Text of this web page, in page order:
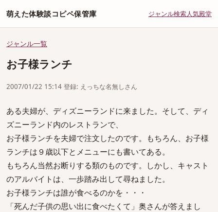
萌えた体験談コピペ保管庫 ジャンル検索人気殿堂
ジャンル一覧
お子様ランチ
2007/01/22 15:14 登録: えっちな名無しさん
ある夫婦が、ディズニーランドに来ました。そして、ディ
ズニーランド内のレストランで、
お子様ランチを夫婦で注文したのです。もちろん、お子様
ランチは９歳以下とメニューにも書いてある。
もちろん当然お断りする類のものです。しかし、キャスト
のアルバイトは、一歩踏み出して尋ねました。
お子様ランチは誰が食べるのかを・・・
「死んだ子供の思い出に食べたくて」奥さんが答えまし